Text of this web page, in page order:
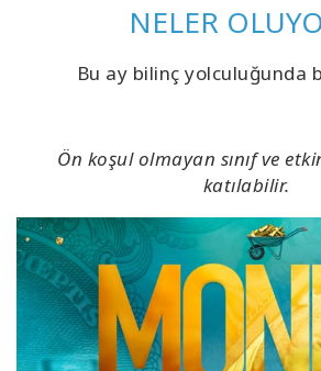
NELER
Bu ay bilinç yolculuğunda
Ön koşul olmayan sınıf ve
katılabilir.